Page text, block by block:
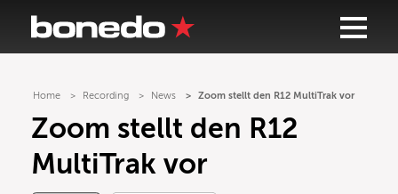
Home Recording News Zoom stellt den R12 MultiTrak vor
Zoom stellt den R12
MultiTrak vor